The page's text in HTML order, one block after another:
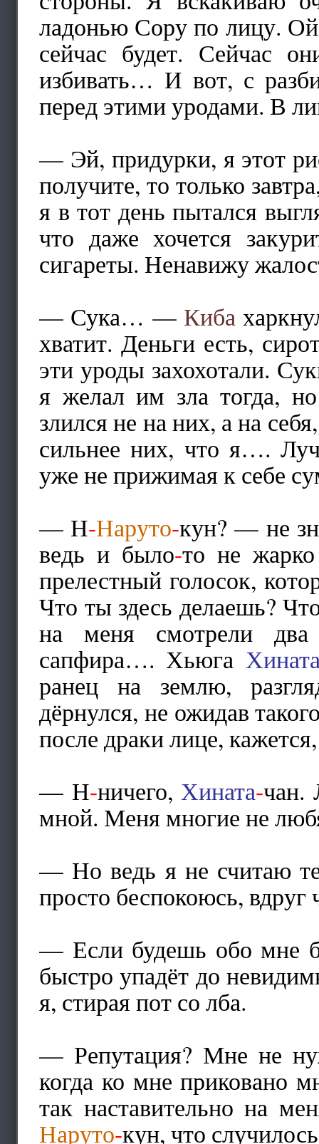
ладонью Сору по лицу.
сейчас будет. Сейчас
избивать… И вот, с
перед этими уродами. В
— Эй, придурки, я этот
получите, то только
я в тот день пытался
что даже хочется
сигареты. Ненавижу
— Сука… — Киба
хватит. Деньги есть,
эти уроды захохотали.
я желал им зла тогда,
злился не на них, а на
сильнее них, что я….
уже не прижимая к себе
— Н-Наруто-кун? — не
ведь и было-то не
прелестный голосок,
Что ты здесь делаешь?
на меня смотрели два
сапфира…. Хьюга
ранец на землю,
дёрнулся, не ожидав
после драки лице,
— Н-ничего,Хината-чан.
мной. Меня многие не
— Но ведь я не считаю
просто беспокоюсь, вдруг
— Если будешь обо мне
быстро упадёт до
я, стирая пот со лба.
— Репутация? Мне не
когда ко мне
так наставительно на
Наруто-кун, что